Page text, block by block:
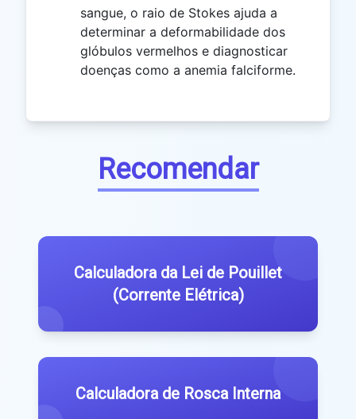
sangue, o raio de Stokes ajuda a
determinar a deformabilidade dos
glóbulos vermelhos e diagnosticar
doenças como a anemia falciforme.
Recomendar
Calculadora da Lei de Pouillet
(Corrente Elétrica)
Calculadora de Rosca Interna